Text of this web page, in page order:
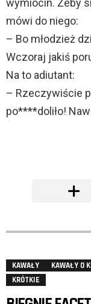
wymiocin. Żeby
mówi do niego:
– Bo młodzież
Wczoraj jakiś
Na to adiutant:
– Rzeczywiście
po****doliło!
KAWAŁY KAWAŁY O
KRÓTKIE